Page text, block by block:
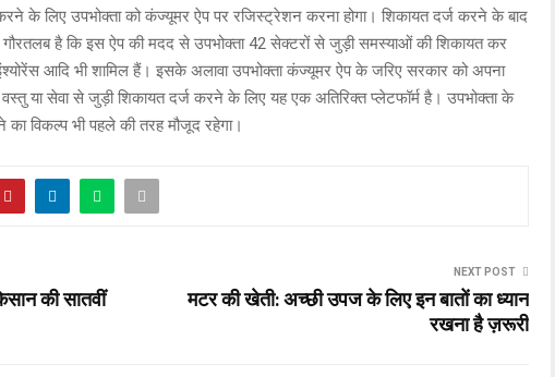
के लिए उपभोक्ता को कंज्यूमर ऐप पर रजिस्ट्रेशन करना होगा। शिकायत दर्ज करने के बाद
है कि इस ऐप की मदद से उपभोक्ता 42 सेक्टरों से जुड़ी समस्याओं की शिकायत कर
आदि भी शामिल हैं। इसके अलावा उपभोक्ता कंज्यूमर ऐप के जरिए सरकार को अपना
या सेवा से जुड़ी शिकायत दर्ज करने के लिए यह एक अतिरिक्त प्लेटफॉर्म है। उपभोक्ता के
विकल्प भी पहले की तरह मौजूद रहेगा।
की सातवीं
NEXT POST
मटर की खेती: अच्छी उपज के लिए इन बातों का ध्यान
रखना है ज़रूरी